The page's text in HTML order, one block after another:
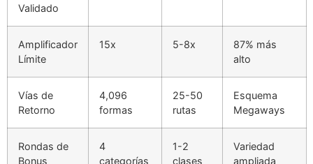
Validado
Amplificador
Límite
15x 5-8x
87% más
alto
Vías de
Retorno
4,096
formas
25-50
rutas
Esquema
Megaways
Rondas de
Bonus
4
categorías
1-2
clases
Variedad
ampliada